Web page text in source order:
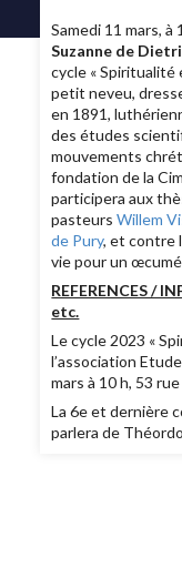
Samedi 11 mars,
Suzanne de
cycle « Spiritualité
petit neveu,
en 1891,
des études
mouvements
fondation de la
participera aux
pasteursWillem
de Pury, et contre
vie pour un
REFERENCES /
etc.
Le cycle 2023 «
l’association
mars à 10 h, 53
La 6e et dernière
parlera de